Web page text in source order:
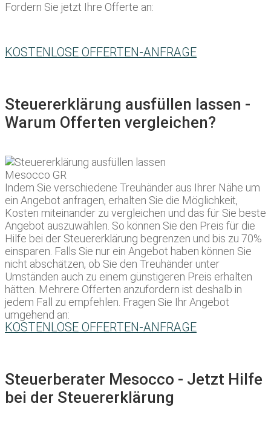
Fordern Sie jetzt Ihre Offerte an:
KOSTENLOSE OFFERTEN-ANFRAGE
Steuererklärung ausfüllen lassen -
Warum Offerten vergleichen?
Indem Sie verschiedene Treuhänder aus Ihrer Nähe um
ein Angebot anfragen, erhalten Sie die Möglichkeit,
Kosten miteinander zu vergleichen und das für Sie beste
Angebot auszuwählen. So können Sie den Preis für die
Hilfe bei der Steuererklärung begrenzen und bis zu 70%
einsparen. Falls Sie nur ein Angebot haben können Sie
nicht abschätzen, ob Sie den Treuhänder unter
Umständen auch zu einem günstigeren Preis erhalten
hätten. Mehrere Offerten anzufordern ist deshalb in
jedem Fall zu empfehlen. Fragen Sie Ihr Angebot
umgehend an:
KOSTENLOSE OFFERTEN-ANFRAGE
Steuerberater Mesocco - Jetzt Hilfe
bei der Steuererklärung